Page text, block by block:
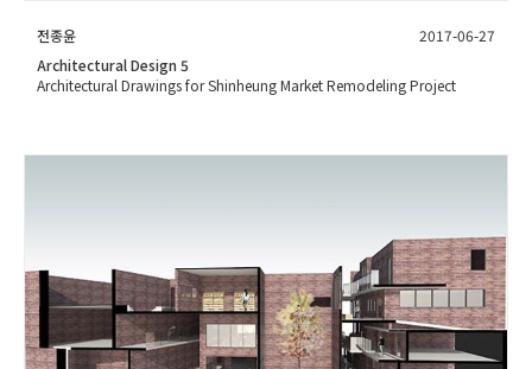
전종윤
2017-06-27
Architectural Design 5
Architectural Drawings for Shinheung Market Remodeling Project